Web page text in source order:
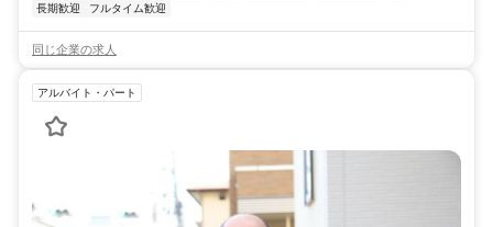
長期歓迎
フルタイム歓迎
同じ企業の求人
アルバイト・パート